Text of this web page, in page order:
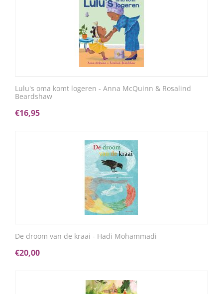
Lulu's oma komt logeren - Anna McQuinn & Rosalind
Beardshaw
€16,95
De droom van de kraai - Hadi Mohammadi
€20,00